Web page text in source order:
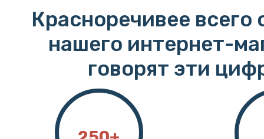
Красноречивее всего
нашего интернет-
говорят эти